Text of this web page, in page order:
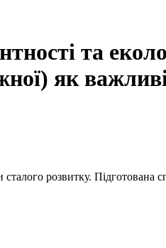
та
як
розвитку.